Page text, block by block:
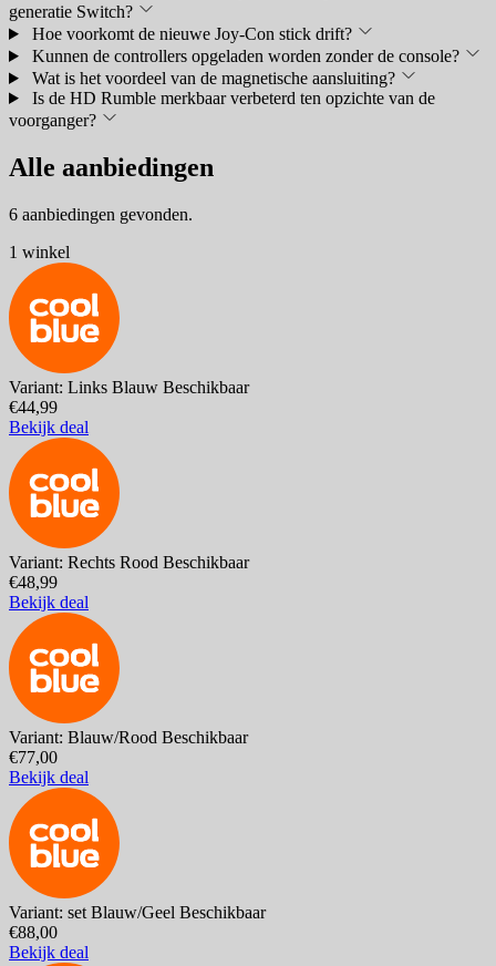
generatie Switch?
Hoe voorkomt de nieuwe Joy-Con stick drift?
Kunnen de controllers opgeladen worden zonder de console?
Wat is het voordeel van de magnetische aansluiting?
Is de HD Rumble merkbaar verbeterd ten opzichte van de
voorganger?
Alle aanbiedingen
6 aanbiedingen gevonden.
1 winkel
Variant: Links Blauw Beschikbaar
€44,99
Bekijk deal
Variant: Rechts Rood Beschikbaar
€48,99
Bekijk deal
Variant: Blauw/Rood Beschikbaar
€77,00
Bekijk deal
Variant: set Blauw/Geel Beschikbaar
€88,00
Bekijk deal